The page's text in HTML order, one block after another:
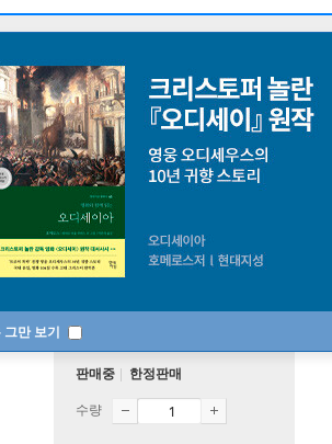
그만 보기
[MD VER.]
판매중 한정판매
수량